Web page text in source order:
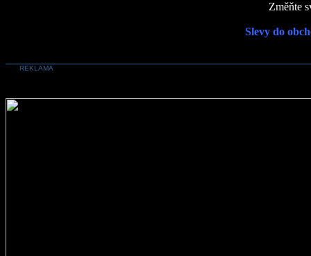
Změňte
Slevy do
REKLAMA